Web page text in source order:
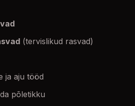
(tervislikud rasvad)
ja aju tööd
põletikku